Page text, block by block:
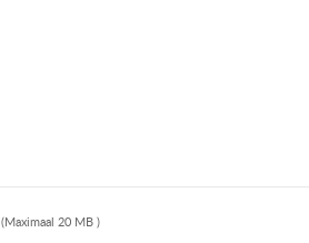
(Maximaal 20 MB )